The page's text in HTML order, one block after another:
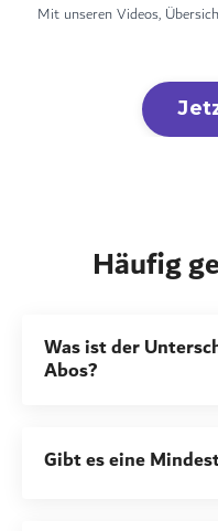
Mit unseren Videos,
Häufig
Was ist der
Abos?
Gibt es eine